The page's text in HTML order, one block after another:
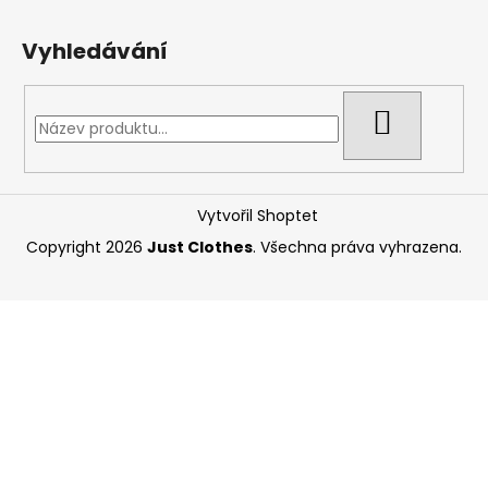
Vyhledávání
Vytvořil Shoptet
Copyright 2026 Just Clothes. Všechna práva vyhrazena.